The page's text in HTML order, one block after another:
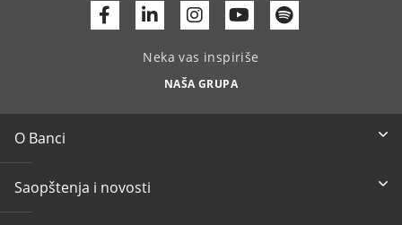
Facebook
Linkedin Youtube
Neka vas inspiriše
NAŠA GRUPA
O Banci
Saopštenja i novosti